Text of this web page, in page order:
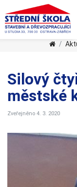
Silový
městské
Zveřejněno 4. 3. 2020